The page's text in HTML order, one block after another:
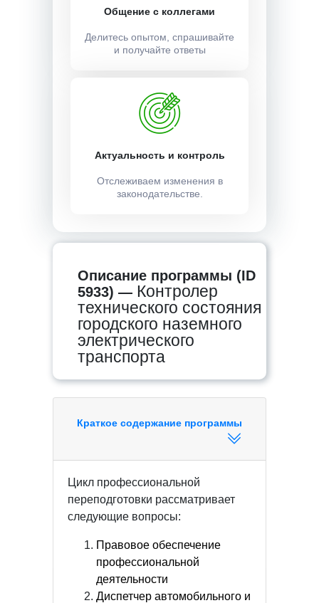
Общение с коллегами
Делитесь опытом, спрашивайте
и получайте ответы
Актуальность и контроль
Отслеживаем изменения в
законодательстве.
Описание программы (ID
5933) — Контролер
технического состояния
городского наземного
электрического
транспорта
Краткое содержание программы
Цикл профессиональной
переподготовки рассматривает
следующие вопросы:
Правовое обеспечение
профессиональной
деятельности
Диспетчер автомобильного и